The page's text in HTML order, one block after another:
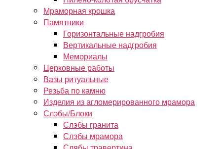
Мраморная крошка
Памятники
Горизонтальные надгробия
Вертикальные надгробия
Мемориалы
Церковные работы
Вазы ритуальные
Резьба по камню
Изделия из агломерированного мрамора
Слэбы/Блоки
Слэбы гранита
Слэбы мрамора